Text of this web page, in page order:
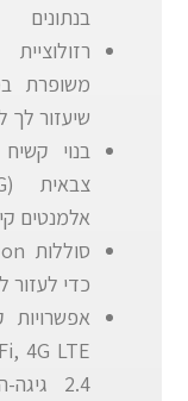
בנתונים
משופרת
שיעזור
אלמנטים
כדי לעזור
אפשרויות
2.4